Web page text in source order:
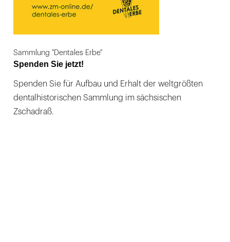
Sammlung "Dentales Erbe"
Spenden Sie jetzt!
Spenden Sie für Aufbau und Erhalt der weltgrößten
dentalhistorischen Sammlung im sächsischen
Zschadraß.